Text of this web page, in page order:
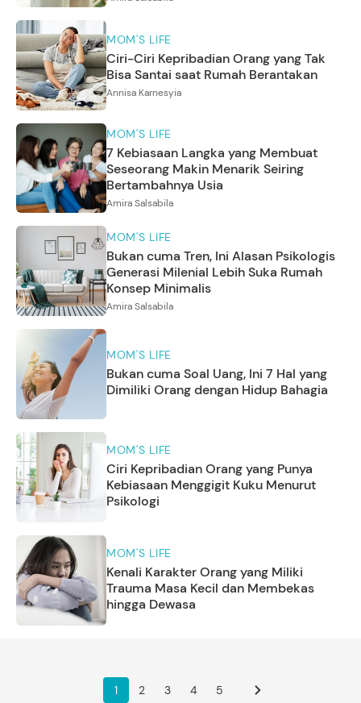
MOM'S LIFE
Ciri-Ciri Kepribadian Orang yang Tak
Bisa Santai saat Rumah Berantakan
Annisa Karnesyia
MOM'S LIFE
7 Kebiasaan Langka yang Membuat
Seseorang Makin Menarik Seiring
Bertambahnya Usia
Amira Salsabila
MOM'S LIFE
Bukan cuma Tren, Ini Alasan Psikologis
Generasi Milenial Lebih Suka Rumah
Konsep Minimalis
Amira Salsabila
MOM'S LIFE
Bukan cuma Soal Uang, Ini 7 Hal yang
Dimiliki Orang dengan Hidup Bahagia
MOM'S LIFE
Ciri Kepribadian Orang yang Punya
Kebiasaan Menggigit Kuku Menurut
Psikologi
MOM'S LIFE
Kenali Karakter Orang yang Miliki
Trauma Masa Kecil dan Membekas
hingga Dewasa
1 2 3 4 5